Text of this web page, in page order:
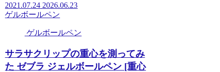
2021.07.24 2026.06.23
ゲルボールペン
ゲルボールペン
サラサクリップの重心を測ってみ
た ゼブラ ジェルボールペン [重心